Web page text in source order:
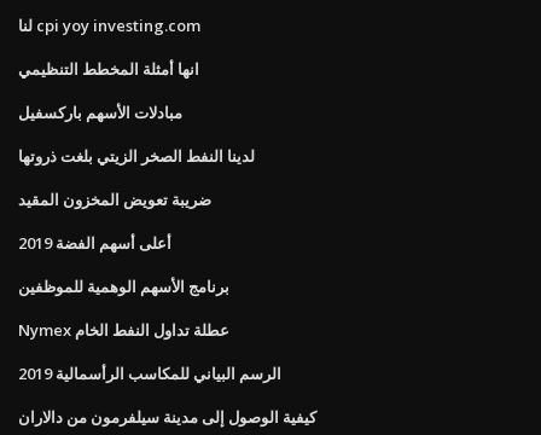
لنا cpi yoy investing.com
انها أمثلة المخطط التنظيمي
مبادلات الأسهم باركسفيل
لدينا النفط الصخر الزيتي بلغت ذروتها
ضريبة تعويض المخزون المقيد
أعلى أسهم الفضة 2019
برنامج الأسهم الوهمية للموظفين
Nymex عطلة تداول النفط الخام
الرسم البياني للمكاسب الرأسمالية 2019
كيفية الوصول إلى مدينة سيلفرمون من دالاران